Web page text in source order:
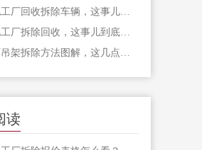
南通化工厂回收拆除车辆，这事儿到底该怎么干？
桂林化工厂拆除回收，这事儿到底怎么干才不踩坑？
读